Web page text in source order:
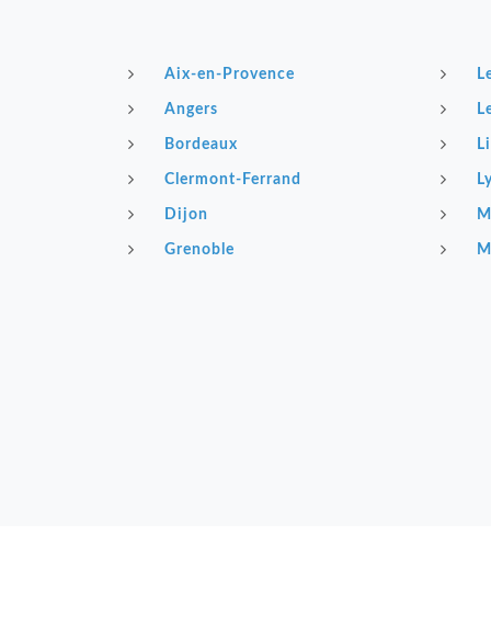
Aix-en-Provence
Angers
Bordeaux
Clermont-Ferrand
Dijon
Grenoble